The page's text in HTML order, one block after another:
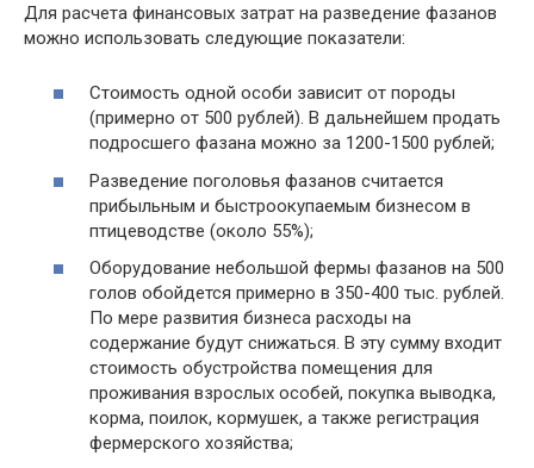
Для расчета финансовых затрат на разведение фазанов
можно использовать следующие показатели:
Стоимость одной особи зависит от породы
(примерно от 500 рублей). В дальнейшем продать
подросшего фазана можно за 1200-1500 рублей;
Разведение поголовья фазанов считается
прибыльным и быстроокупаемым бизнесом в
птицеводстве (около 55%);
Оборудование небольшой фермы фазанов на 500
голов обойдется примерно в 350-400 тыс. рублей.
По мере развития бизнеса расходы на
содержание будут снижаться. В эту сумму входит
стоимость обустройства помещения для
проживания взрослых особей, покупка выводка,
корма, поилок, кормушек, а также регистрация
фермерского хозяйства;